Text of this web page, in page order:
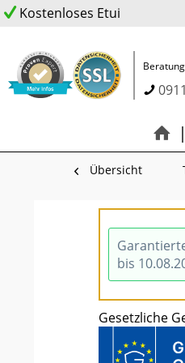
Kostenloses Etui
Beratung
Übersicht
bis
Gesetzliche